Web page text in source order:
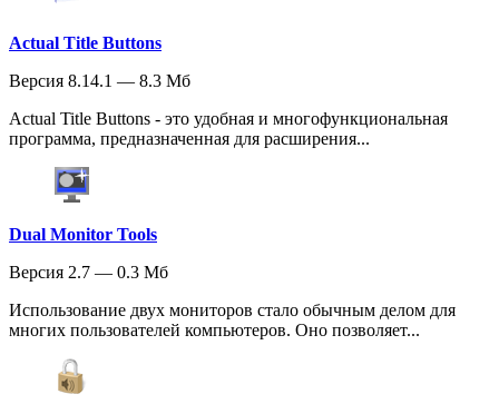
Actual Title Buttons
Версия 8.14.1 — 8.3 Мб
Actual Title Buttons - это удобная и многофункциональная
программа, предназначенная для расширения...
Dual Monitor Tools
Версия 2.7 — 0.3 Мб
Использование двух мониторов стало обычным делом для
многих пользователей компьютеров. Оно позволяет...